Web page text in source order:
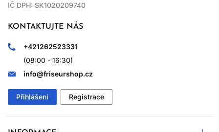
IČ DPH: SK1020209740
KONTAKTUJTE NÁS
+421262523331
(08:00 - 16:30)
info@friseurshop.cz
Přihlášení Registrace